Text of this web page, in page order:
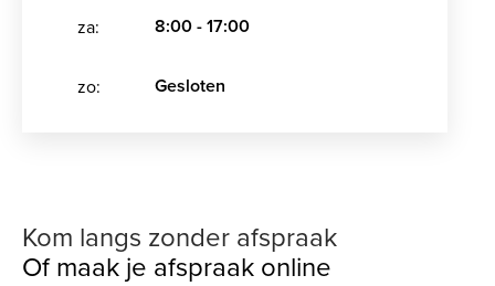
za: 8:00 - 17:00
zo: Gesloten
Kom langs zonder afspraak
Of maak je afspraak online